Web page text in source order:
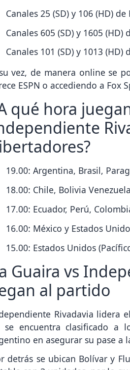
Canales 25 (SD) y 106 (HD) de
Canales 605 (SD) y 1605 (HD)
Canales 101 (SD) y 1013 (HD)
vez, de manera online se
ESPN o accediendo a Fox
qué hora
19.00: Argentina, Brasil,
18.00: Chile, Bolivia
17.00: Ecuador, Perú,
16.00: México y Estados
15.00: Estados Unidos
Guaira vs
al partido
Rivadavia lidera
se encuentra clasificado a
en asegurar su pase a
detrás se ubican Bolívar y